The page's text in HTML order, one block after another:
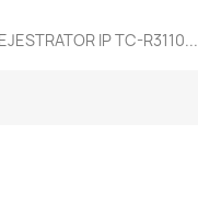
Szybki podgląd
IP TC-R3110...